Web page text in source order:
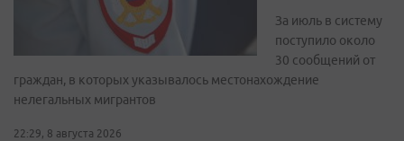
За июль в систему
поступило около
30 сообщений от
граждан, в которых указывалось местонахождение
нелегальных мигрантов
22:29, 8 августа 2026